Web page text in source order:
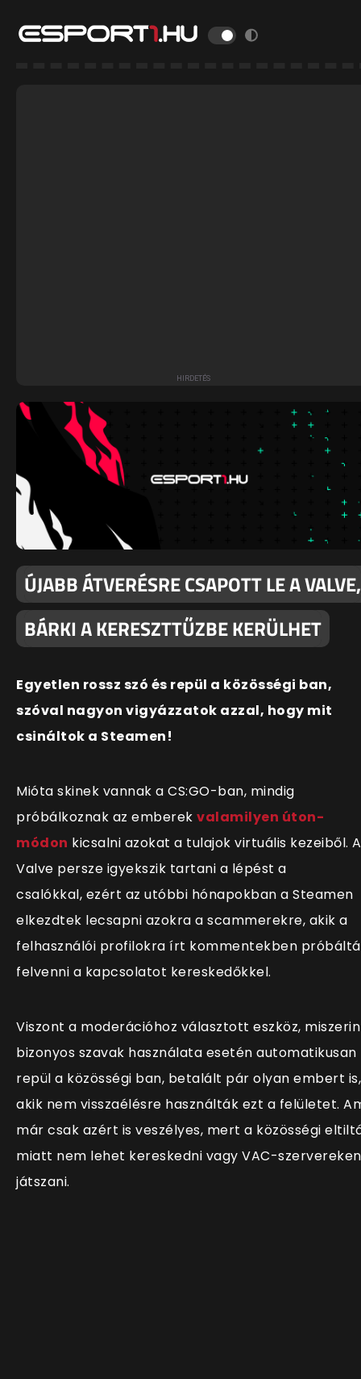
ÚJABB ÁTVERÉSRE CSAPOTT LE A VALVE,
BÁRKI A KERESZTTŰZBE KERÜLHET
Egyetlen rossz szó és repül a közösségi ban,
szóval nagyon vigyázzatok azzal, hogy mit
csináltok a Steamen!
Mióta skinek vannak a CS:GO-ban, mindig
próbálkoznak az emberek valamilyen úton-
módon kicsalni azokat a tulajok virtuális kezeiből. A
Valve persze igyekszik tartani a lépést a
csalókkal, ezért az utóbbi hónapokban a Steamen
elkezdtek lecsapni azokra a scammerekre, akik a
felhasználói profilokra írt kommentekben
felvenni a kapcsolatot kereskedőkkel.
Viszont a moderációhoz választott eszköz,
bizonyos szavak használata esetén automatikusan
repül a közösségi ban, betalált pár olyan embert is,
akik nem visszaélésre használták ezt a felületet.
már csak azért is veszélyes, mert a közösségi
miatt nem lehet kereskedni vagy VAC-szervereken
játszani.